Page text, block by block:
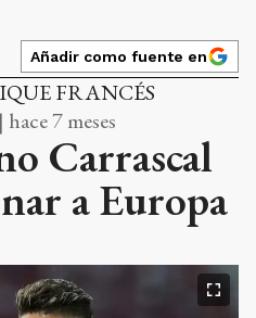
Añadir como fuente en
FRANCÉS
7 meses
Carrascal
a Europa